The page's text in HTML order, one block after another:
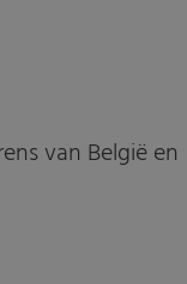
van België en